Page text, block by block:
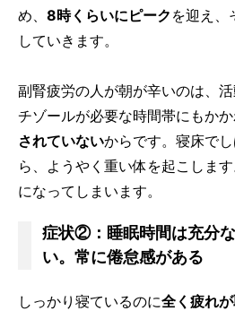
め、 8時くらいにピーク を迎え、
していきます。
副腎疲労の人が朝が辛いのは、
チゾールが必要な時間帯にもかか
されていないからです。寝床で
ら、ようやく重い体を起こしま
になってしまいます。
症状②：睡眠時間は充分
い。常に倦怠感がある
しっかり寝ているのに全く疲れ